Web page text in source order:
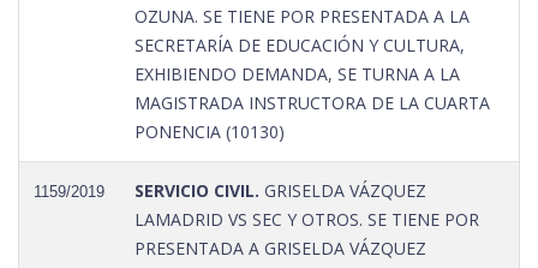
OZUNA. SE TIENE POR PRESENTADA A LA
SECRETARÍA DE EDUCACIÓN Y CULTURA,
EXHIBIENDO DEMANDA, SE TURNA A LA
MAGISTRADA INSTRUCTORA DE LA CUARTA
PONENCIA (10130)
1159/2019 SERVICIO CIVIL. GRISELDA VÁZQUEZ
LAMADRID VS SEC Y OTROS. SE TIENE POR
PRESENTADA A GRISELDA VÁZQUEZ